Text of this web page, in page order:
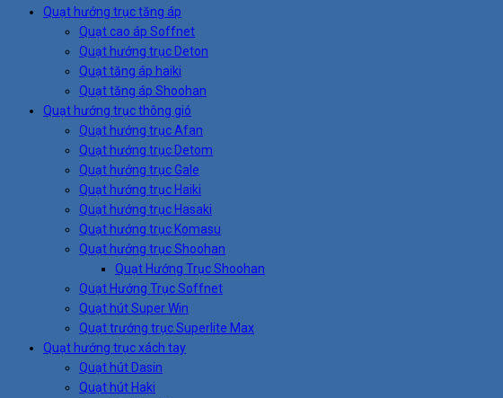
Quạt hướng trục tăng áp
Quạt cao áp Soffnet
Quạt hướng trục Deton
Quạt tăng áp haiki
Quạt tăng áp Shoohan
Quạt hướng trục thông gió
Quạt hướng trục Afan
Quạt hướng trục Detom
Quạt hướng trục Gale
Quạt hướng trục Haiki
Quạt hướng trục Hasaki
Quạt hướng trục Komasu
Quạt hướng trục Shoohan
Quạt Hướng Trục Shoohan
Quạt Hướng Trục Soffnet
Quạt hút Super Win
Quạt trướng trục Superlite Max
Quạt hướng trục xách tay
Quạt hút Dasin
Quạt hút Haki